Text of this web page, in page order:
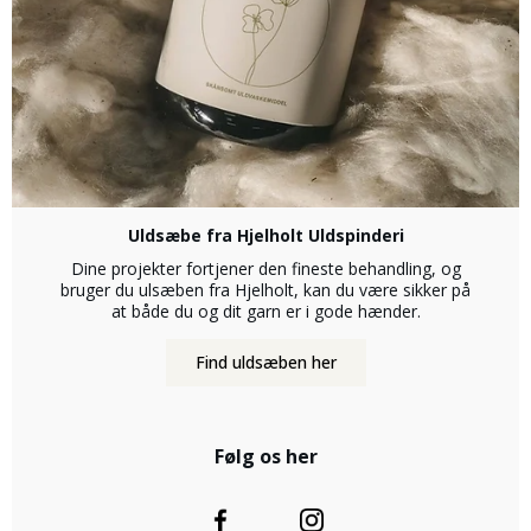
Uldsæbe fra Hjelholt Uldspinderi
Dine projekter fortjener den fineste behandling, og
bruger du ulsæben fra Hjelholt, kan du være sikker på
at både du og dit garn er i gode hænder.
Find uldsæben her
Følg os her